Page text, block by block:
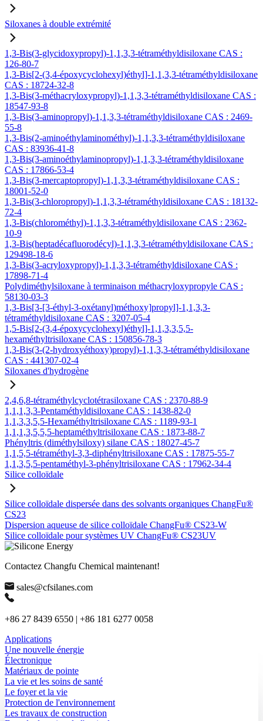
Siloxanes à double extrémité
1,3-Bis(3-glycidoxypropyl)-1,1,3,3-tétraméthyldisiloxane CAS :
126-80-7
1,3-Bis[2-(3,4-époxycyclohexyl)éthyl]-1,1,3,3-tétraméthyldisiloxane
CAS : 18724-32-8
1,3-Bis(3-méthacryloxypropyl)-1,1,3,3-tétraméthyldisiloxane CAS :
18547-93-8
1,3-Bis(3-aminopropyl)-1,1,3,3-tétraméthyldisiloxane CAS : 2469-
55-8
1,3-Bis(2-aminoéthylaminométhyl)-1,1,3,3-tétraméthyldisiloxane
CAS : 83936-41-8
1,3-Bis(3-aminoéthylaminopropyl)-1,1,3,3-tétraméthyldisiloxane
CAS : 17866-53-4
1,3-Bis(3-mercaptopropyl)-1,1,3,3-tétraméthyldisiloxane CAS :
18001-52-0
1,3-Bis(3-chloropropyl)-1,1,3,3-tétraméthyldisiloxane CAS : 18132-
72-4
1,3-Bis(chlorométhyl)-1,1,3,3-tétraméthyldisiloxane CAS : 2362-
10-9
1,3-Bis(heptadécafluorodécyl)-1,1,3,3-tétraméthyldisiloxane CAS :
129498-18-6
1,3-Bis(3-acryloxypropyl)-1,1,3,3-tétraméthyldisiloxane CAS :
17898-71-4
Polydiméthylsiloxane à terminaison méthacryloxypropyle CAS :
58130-03-3
1,3-Bis[3-[3-éthyl-3-oxétanyl)méthoxy]propyl]-1,1,3,3-
tétraméthyldisiloxane CAS : 3207-05-4
1,5-Bis[2-(3,4-époxycyclohexyl)éthyl]-1,1,3,3,5,5-
hexaméthyltrisiloxane CAS : 150856-78-3
1,3-Bis(3-(2-hydroxyéthoxy)propyl)-1,1,3,3-tétraméthyldisiloxane
CAS : 441307-02-4
Siloxanes d'hydrogène
2,4,6,8-tétraméthylcyclotétrasiloxane CAS : 2370-88-9
1,1,1,3,3-Pentaméthyldisiloxane CAS : 1438-82-0
1,1,3,3,5,5-Hexaméthyltrisiloxane CAS : 1189-93-1
1,1,1,3,5,5,5-heptaméthyltrisiloxane CAS : 1873-88-7
Phényltris (diméthylsiloxy) silane CAS : 18027-45-7
1,1,5,5-tétraméthyl-3,3-diphényltrisiloxane CAS : 17875-55-7
1,1,3,5,5-pentaméthyl-3-phényltrisiloxane CAS : 17962-34-4
Silice colloïdale
Silice colloïdale dispersée dans des solvants organiques ChangFu®
CS23
Dispersion aqueuse de silice colloïdale ChangFu® CS23-W
Silice colloïdale pour systèmes UV ChangFu® CS23UV
Contactez Changfu Chemical maintenant!
sales@cfsilanes.com
+86 27 8439 6550 | +86 181 6277 0058
Applications
Une nouvelle énergie
Électronique
Matériaux de pointe
La vie et les soins de santé
Le foyer et la vie
Protection de l'environnement
Les travaux de construction